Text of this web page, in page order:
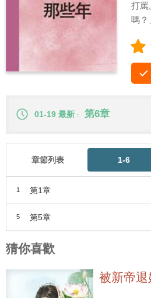
打罵
嗎？
01-19 最新 第6章
章節列表 1-6
1 第1章
5 第5章
猜你喜歡
被新帝